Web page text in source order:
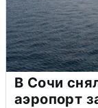
В Сочи
аэропорт